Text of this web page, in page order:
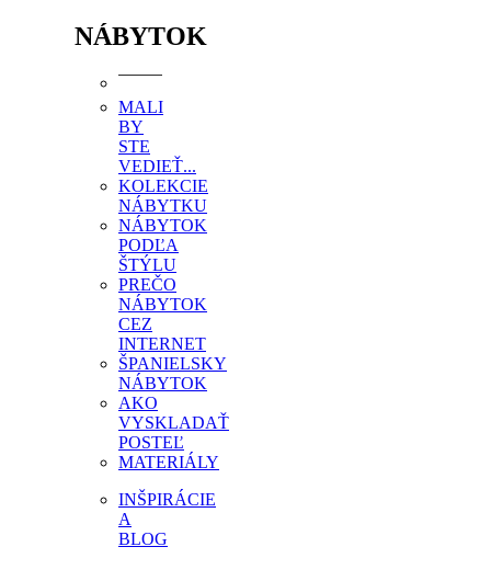
NÁBYTOK
MALI
BY
STE
VEDIEŤ...
KOLEKCIE
NÁBYTKU
NÁBYTOK
PODĽA
ŠTÝLU
PREČO
NÁBYTOK
CEZ
INTERNET
ŠPANIELSKY
NÁBYTOK
AKO
VYSKLADAŤ
POSTEĽ
MATERIÁLY
INŠPIRÁCIE
A
BLOG